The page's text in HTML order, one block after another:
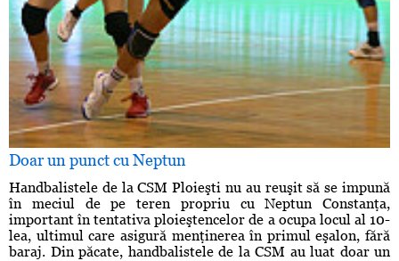
Doar un punct cu Neptun
Handbalistele de la CSM Ploieşti nu au reuşit să se impună
în meciul de pe teren propriu cu Neptun Constanţa,
important în tentativa ploieştencelor de a ocupa locul al 10-
lea, ultimul care asigură menţinerea în primul eşalon, fără
baraj. Din păcate, handbalistele de la CSM au luat doar un